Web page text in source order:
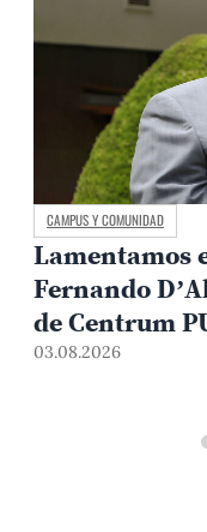
CAMPUS Y COMUNIDAD
Lamentamos
Fernando
de Centrum
03.08.2026